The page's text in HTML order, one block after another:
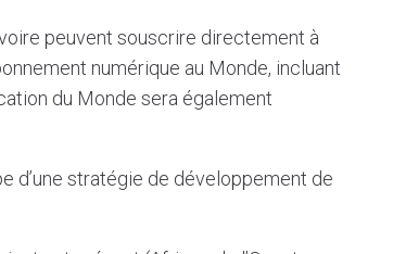
peuvent souscrire directement à
numérique au Monde, incluant
du Monde sera également
d’une stratégie de développement de